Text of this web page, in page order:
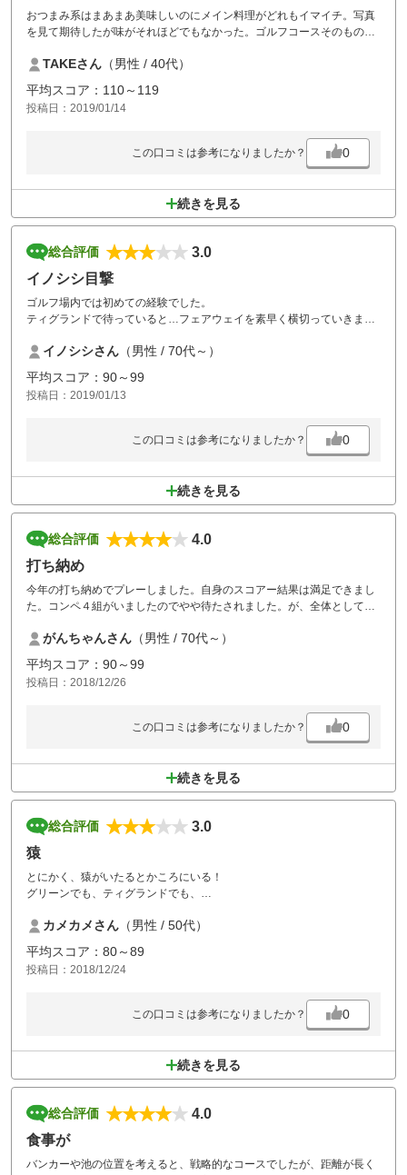
おつまみ系はまあまあ美味しいのにメイン料理がどれもイマイチ。写真
を見て期待したが味がそれほどでもなかった。ゴルフコースそのものが
はならなかった。
TAKEさん （男性 / 40代）
平均スコア：110～119
投稿日：2019/01/14
この口コミは参考になりましたか？ 0
続きを見る
総合評価
3.0
イノシシ目撃
ゴルフ場内では初めての経験でした。
ティグランドで待っていると…フェアウェイを素早く横切っていきまし
イノシシさん （男性 / 70代～）
平均スコア：90～99
投稿日：2019/01/13
この口コミは参考になりましたか？ 0
続きを見る
総合評価
4.0
打ち納め
今年の打ち納めでプレーしました。自身のスコアー結果は満足できまし
た。コンペ４組がいましたのでやや待たされました。が、全体として満
がんちゃんさん （男性 / 70代～）
平均スコア：90～99
投稿日：2018/12/26
この口コミは参考になりましたか？ 0
続きを見る
総合評価
3.0
猿
とにかく、猿がいたるとかころにいる！
グリーンでも、ティグランドでも、
カメカメさん （男性 / 50代）
平均スコア：80～89
投稿日：2018/12/24
この口コミは参考になりましたか？ 0
続きを見る
総合評価
4.0
食事が
バンカーや池の位置を考えると、戦略的なコースでしたが、距離が長く